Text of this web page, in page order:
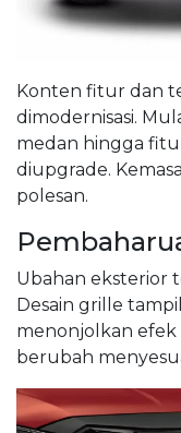
Konten fitur dan
dimodernisasi.
medan hingga
diupgrade.
polesan.
Ubahan eksterior
Desain grille
menonjolkan efek
berubah